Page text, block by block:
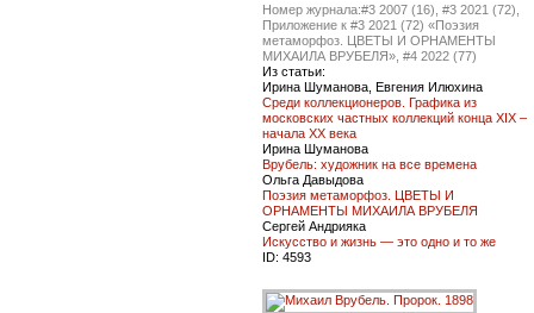
Номер журнала:#3 2007 (16), #3 2021 (72),
Приложение к #3 2021 (72) «Поэзия
метаморфоз. ЦВЕТЫ И ОРНАМЕНТЫ
МИХАИЛА ВРУБЕЛЯ», #4 2022 (77)
Из статьи:
Ирина Шуманова, Евгения Илюхина
Среди коллекционеров. Графика из
московских частных коллекций конца XIX –
начала ХХ века
Ирина Шуманова
Врубель: художник на все времена
Ольга Давыдова
Поэзия метаморфоз. ЦВЕТЫ И
ОРНАМЕНТЫ МИХАИЛА ВРУБЕЛЯ
Сергей Андрияка
Искусство и жизнь — это одно и то же
ID: 4593